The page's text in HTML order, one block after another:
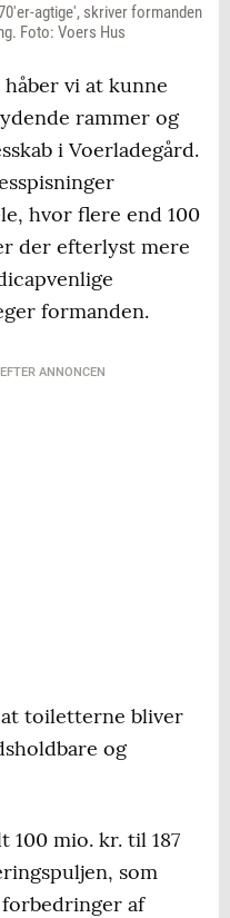
agtige', skriver formanden
Foto: Voers Hus
vi at kunne
rammer og
i Voerladegård.
hvor flere end 100
der efterlyst mere
formanden.
ANNONCEN
at toiletterne bliver
og
mio. kr. til 187
som
af